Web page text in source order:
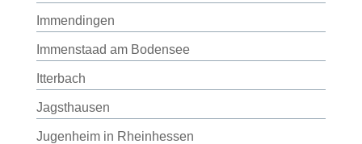
Immendingen
Immenstaad am Bodensee
Itterbach
Jagsthausen
Jugenheim in Rheinhessen